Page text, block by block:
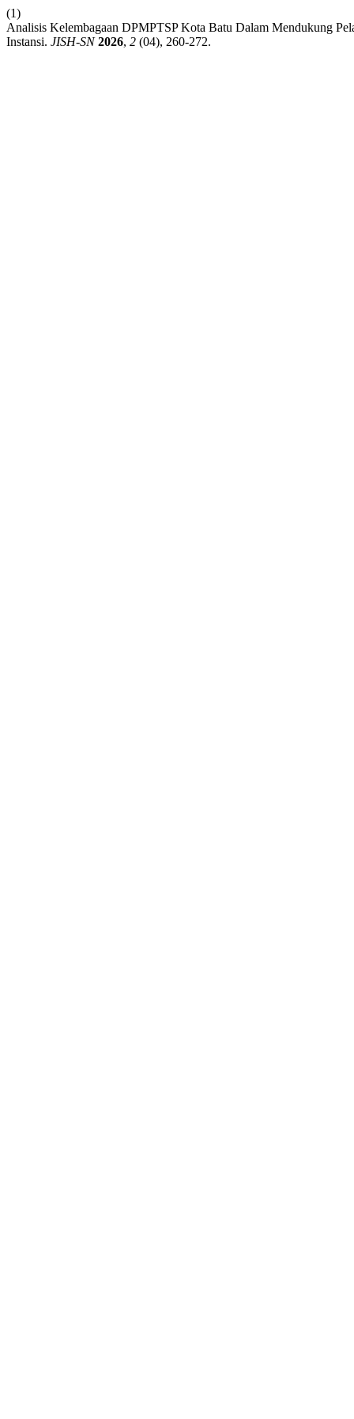
(1)
Analisis Kelembagaan DPMPTSP Kota Batu Dalam Mendukung
Instansi. JISH-SN 2026, 2 (04), 260-272.